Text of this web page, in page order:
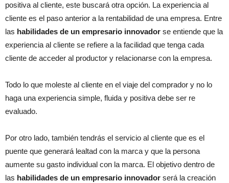
positiva al cliente, este buscará otra opción. La experiencia al
cliente es el paso anterior a la rentabilidad de una empresa. Entre
las habilidades de un empresario innovador se entiende que la
experiencia al cliente se refiere a la facilidad que tenga cada
cliente de acceder al productor y relacionarse con la empresa.
Todo lo que moleste al cliente en el viaje del comprador y no lo
haga una experiencia simple, fluida y positiva debe ser re
evaluado.
Por otro lado, también tendrás el servicio al cliente que es el
puente que generará lealtad con la marca y que la persona
aumente su gasto individual con la marca. El objetivo dentro de
las habilidades de un empresario innovador será la creación